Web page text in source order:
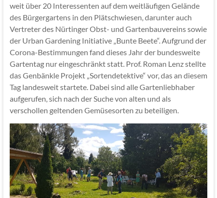
weit über 20 Interessenten auf dem weitläufigen Gelände
des Bürgergartens in den Plätschwiesen, darunter auch
Vertreter des Nürtinger Obst- und Gartenbauvereins sowie
der Urban Gardening Initiative „Bunte Beete“. Aufgrund der
Corona-Bestimmungen fand dieses Jahr der bundesweite
Gartentag nur eingeschränkt statt. Prof. Roman Lenz stellte
das Genbänkle Projekt „Sortendetektive“ vor, das an diesem
Tag landesweit startete. Dabei sind alle Gartenliebhaber
aufgerufen, sich nach der Suche von alten und als
verschollen geltenden Gemüsesorten zu beteiligen.